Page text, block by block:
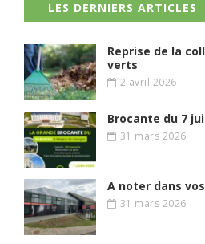
LES DERNIERS ARTICLES
Reprise de la
verts
2 avril 2026
Brocante du 7
31 mars 2026
A noter dans
31 mars 2026